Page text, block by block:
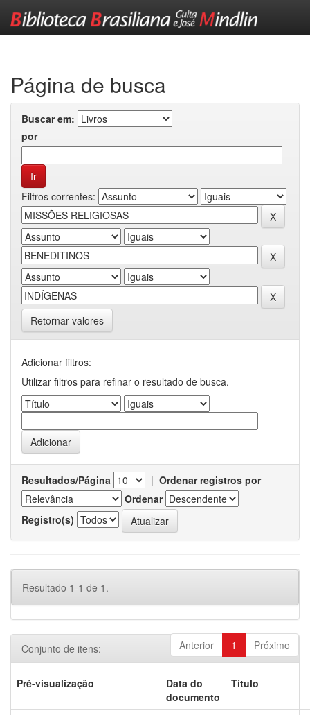
Página de busca
Buscar em:
por
Filtros correntes:
Retornar valores
Adicionar filtros:
Utilizar filtros para refinar o resultado de busca.
Resultados/Página | Ordenar registros por
Ordenar
Registro(s)
Resultado 1-1 de 1.
Anterior 1 Próximo
Conjunto de itens:
Pré-visualização
Data do
documento
Título